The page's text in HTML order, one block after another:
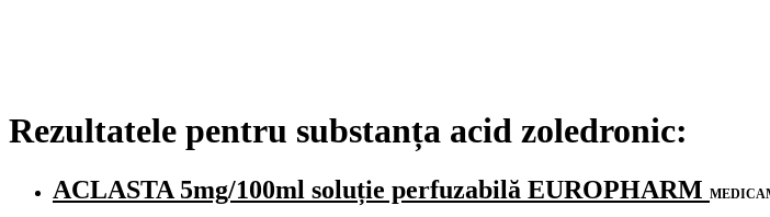
Rezultatele pentru substanța acid zoledronic:
ACLASTA 5mg/100ml soluție perfuzabilă EUROPHARM